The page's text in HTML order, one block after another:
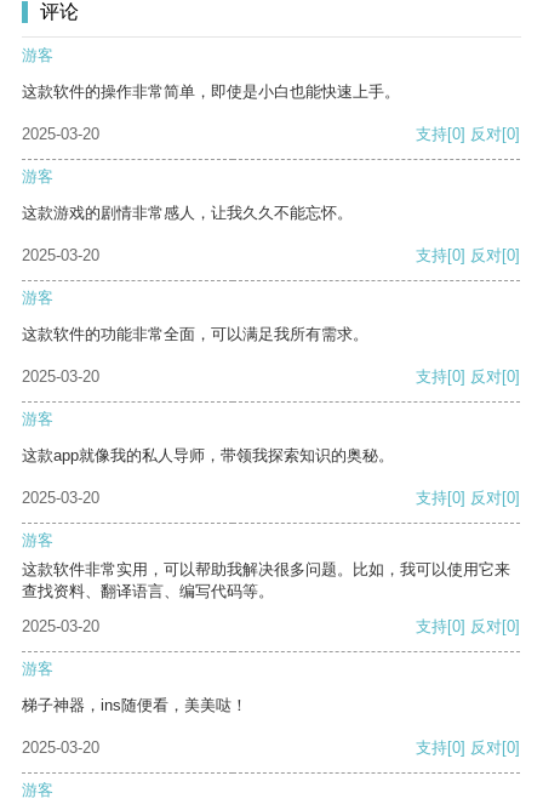
评论
游客
这款软件的操作非常简单，即使是小白也能快速上手。
2025-03-20 支持[0] 反对[0]
游客
这款游戏的剧情非常感人，让我久久不能忘怀。
2025-03-20 支持[0] 反对[0]
游客
这款软件的功能非常全面，可以满足我所有需求。
2025-03-20 支持[0] 反对[0]
游客
这款app就像我的私人导师，带领我探索知识的奥秘。
2025-03-20 支持[0] 反对[0]
游客
这款软件非常实用，可以帮助我解决很多问题。比如，我可以使用它来
查找资料、翻译语言、编写代码等。
2025-03-20
支持[0] 反对[0]
游客
梯子神器，ins随便看，美美哒！
2025-03-20 支持[0] 反对[0]
游客